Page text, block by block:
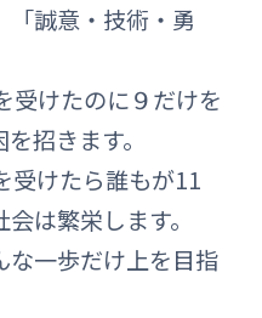
「誠意・技術・勇
受けたのに９だけを
招きます。
受けたら誰もが11
は繁栄します。
な一歩だけ上を目指